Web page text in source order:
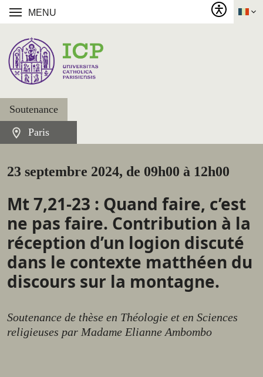
MENU
Soutenance
Paris
23 septembre 2024, de 09h00 à 12h00
Mt 7,21-23 : Quand faire, c’est
ne pas faire. Contribution à la
réception d’un logion discuté
dans le contexte matthéen du
discours sur la montagne.
Soutenance de thèse en Théologie et en Sciences
religieuses par Madame Elianne Ambombo